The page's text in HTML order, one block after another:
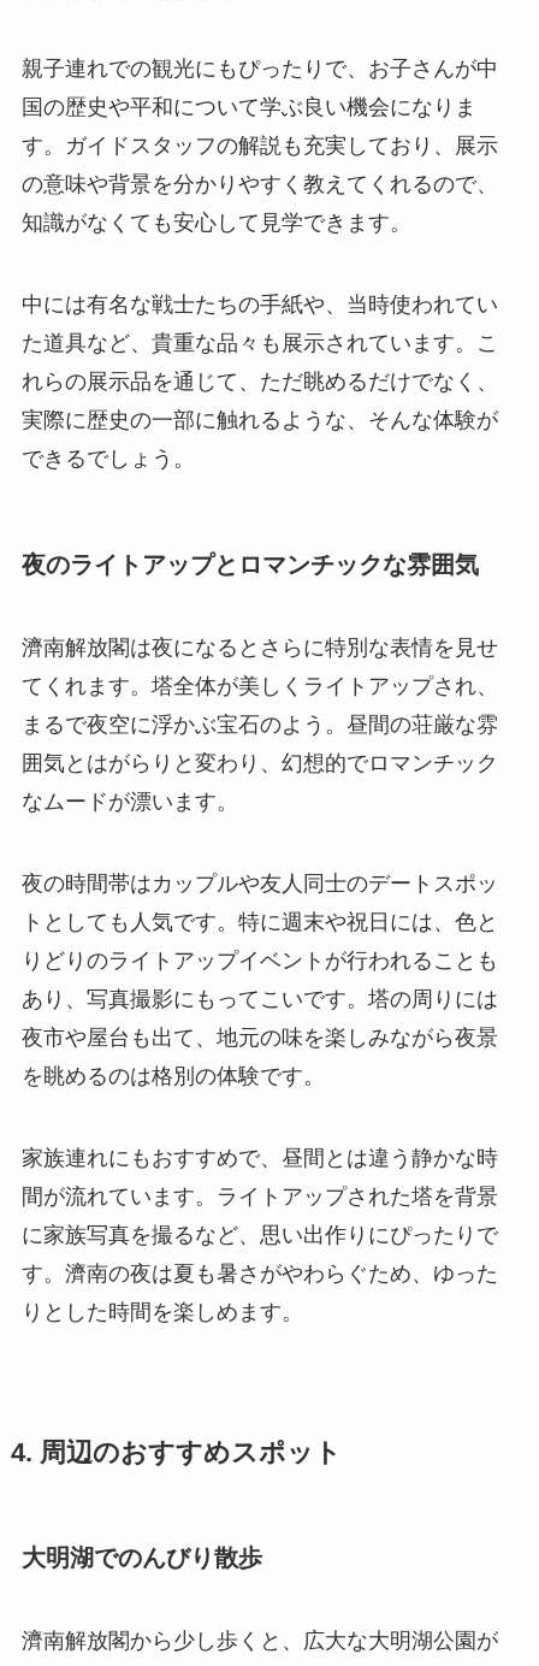
親子連れでの観光にもぴったりで、お子さんが中
国の歴史や平和について学ぶ良い機会になりま
す。ガイドスタッフの解説も充実しており、展示
の意味や背景を分かりやすく教えてくれるので、
知識がなくても安心して見学できます。
中には有名な戦士たちの手紙や、当時使われてい
た道具など、貴重な品々も展示されています。こ
れらの展示品を通じて、ただ眺めるだけでなく、
実際に歴史の一部に触れるような、そんな体験が
できるでしょう。
夜のライトアップとロマンチックな雰囲気
濟南解放閣は夜になるとさらに特別な表情を見せ
てくれます。塔全体が美しくライトアップされ、
まるで夜空に浮かぶ宝石のよう。昼間の荘厳な雰
囲気とはがらりと変わり、幻想的でロマンチック
なムードが漂います。
夜の時間帯はカップルや友人同士のデートスポッ
トとしても人気です。特に週末や祝日には、色と
りどりのライトアップイベントが行われることも
あり、写真撮影にもってこいです。塔の周りには
夜市や屋台も出て、地元の味を楽しみながら夜景
を眺めるのは格別の体験です。
家族連れにもおすすめで、昼間とは違う静かな時
間が流れています。ライトアップされた塔を背景
に家族写真を撮るなど、思い出作りにぴったりで
す。濟南の夜は夏も暑さがやわらぐため、ゆった
りとした時間を楽しめます。
4. 周辺のおすすめスポット
大明湖でのんびり散歩
濟南解放閣から少し歩くと、広大な大明湖公園が